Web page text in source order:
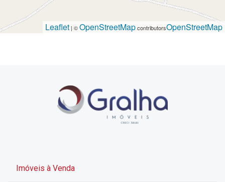
Leaflet | ©OpenStreetMapcontributorsOpenStreetMap
Imóveis à Venda